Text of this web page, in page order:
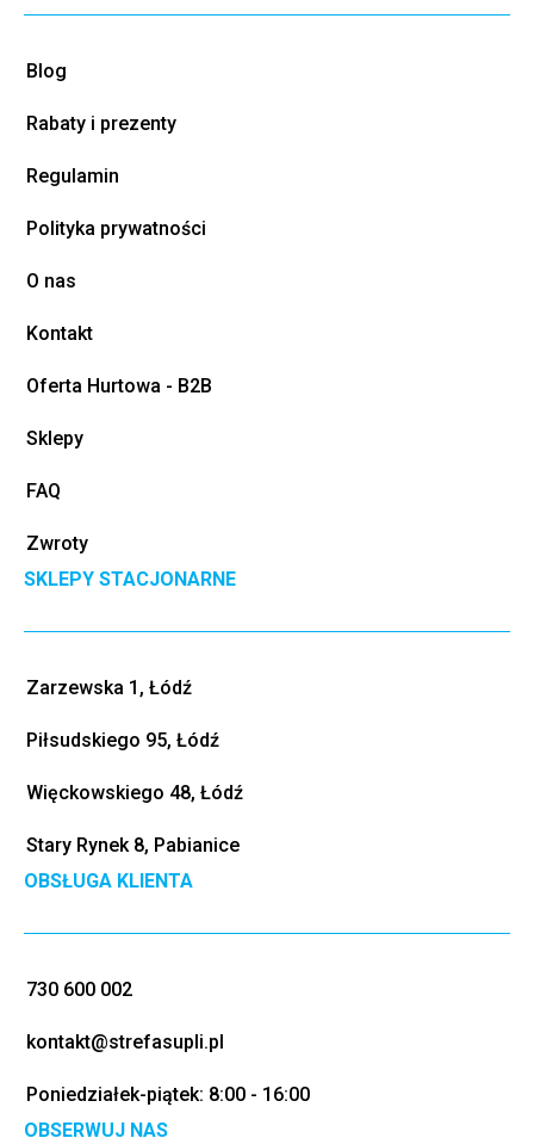
Blog
Rabaty i prezenty
Regulamin
Polityka prywatności
O nas
Kontakt
Oferta Hurtowa - B2B
Sklepy
FAQ
Zwroty
SKLEPY STACJONARNE
Zarzewska 1, Łódź
Piłsudskiego 95, Łódź
Więckowskiego 48, Łódź
Stary Rynek 8, Pabianice
OBSŁUGA KLIENTA
730 600 002
kontakt@strefasupli.pl
Poniedziałek-piątek: 8:00 - 16:00
OBSERWUJ NAS